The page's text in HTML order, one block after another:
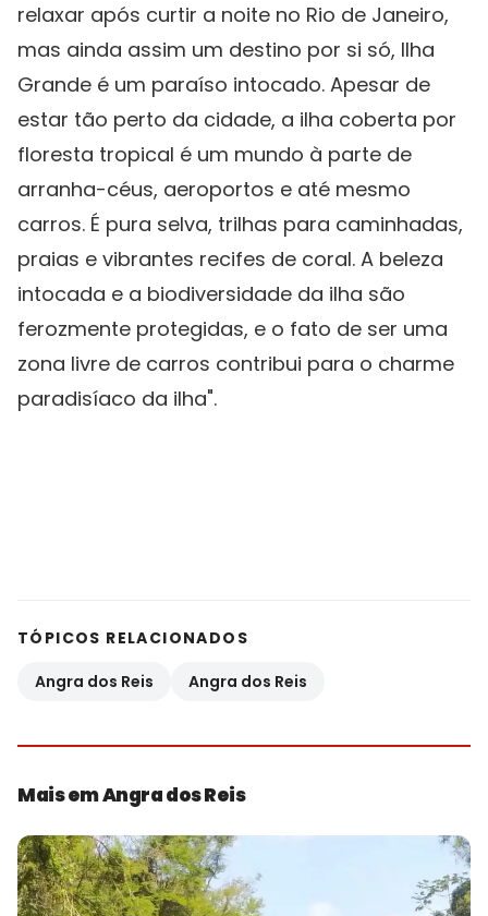
relaxar após curtir a noite no Rio de Janeiro,
mas ainda assim um destino por si só, Ilha
Grande é um paraíso intocado. Apesar de
estar tão perto da cidade, a ilha coberta por
floresta tropical é um mundo à parte de
arranha-céus, aeroportos e até mesmo
carros. É pura selva, trilhas para caminhadas,
praias e vibrantes recifes de coral. A beleza
intocada e a biodiversidade da ilha são
ferozmente protegidas, e o fato de ser uma
zona livre de carros contribui para o charme
paradisíaco da ilha".
TÓPICOS RELACIONADOS
Angra dos Reis
Angra dos Reis
Mais em Angra dos Reis